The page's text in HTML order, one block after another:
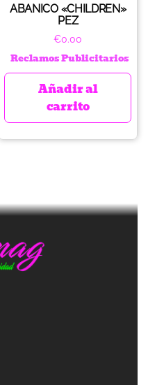
ABANICO «CHILDREN»
PEZ
€0.00
Reclamos Publicitarios
Añadir al
carrito